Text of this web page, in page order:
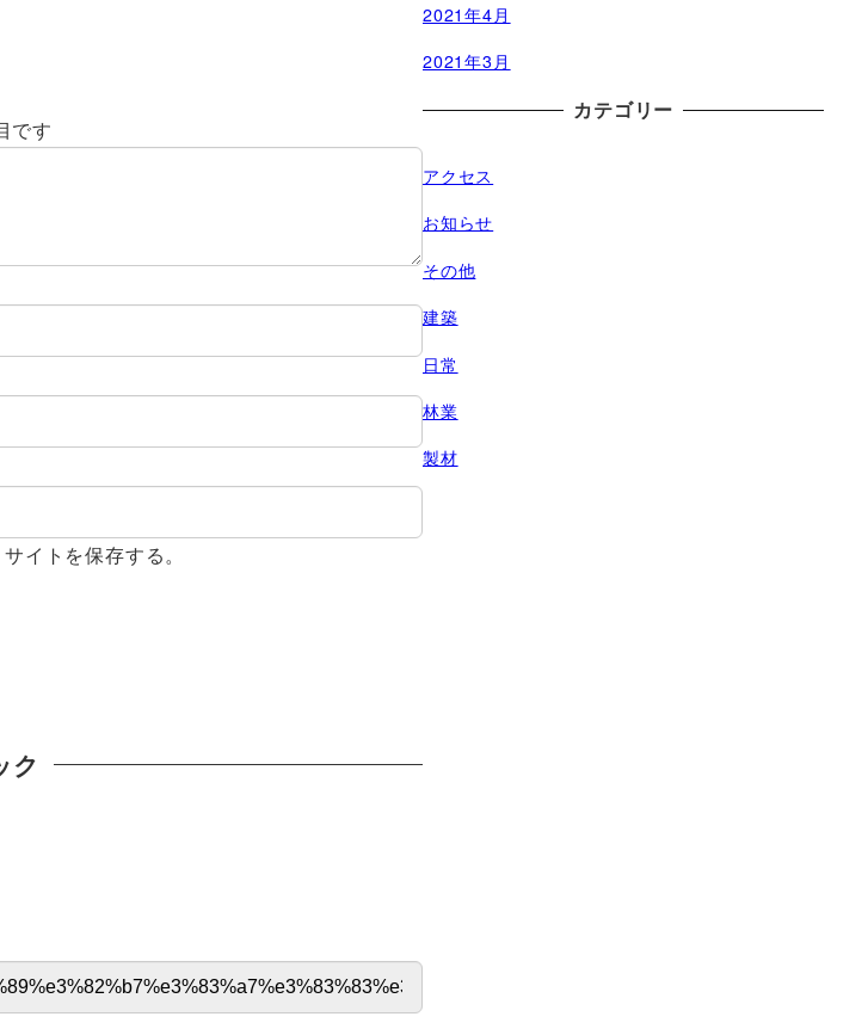
です
イトを保存する。
ク
2021年4月
2021年3月
カテゴリー
アクセス
お知らせ
その他
建築
日常
林業
製材